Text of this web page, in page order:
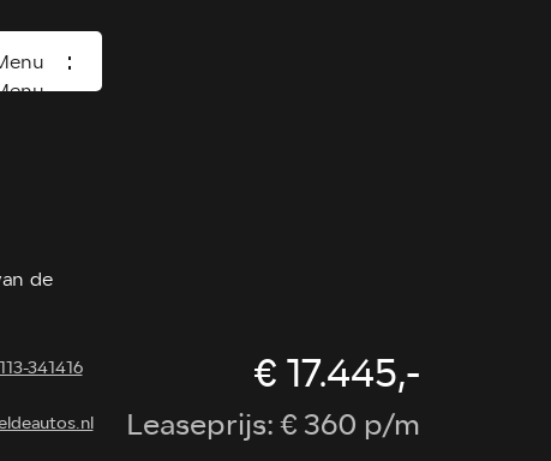
Vacature
Contact
de
341416 € 17.445,-
Leaseprijs: € 360 p/m